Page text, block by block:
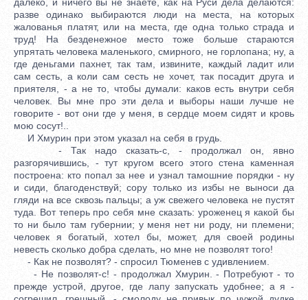
разве одинако выбираются люди на места, на которых
жалованья платят, или на места, где одна только страда и
труд! На безденежное место тоже больше стараются
упрятать человека маленького, смирного, не горлопана; ну, а
где деньгами пахнет, так там, извините, каждый ладит или
сам сесть, а коли сам сесть не хочет, так посадит друга и
приятеля, - а не то, чтобы думали: каков есть внутри себя
человек. Вы мне про эти дела и выборы наши лучше не
говорите - вот они где у меня, в сердце моем сидят и кровь
мою сосут!..
И Хмурин при этом указал на себя в грудь.
- Так надо сказать-с, - продолжал он, явно
разгорячившись, - тут кругом всего этого стена каменная
построена: кто попал за нее и узнал тамошние порядки - ну
и сиди, благоденствуй; сору только из избы не выноси да
гляди на все сквозь пальцы; а уж свежего человека не пустят
туда. Вот теперь про себя мне сказать: уроженец я какой бы
то ни было там губернии; у меня нет ни роду, ни племени;
человек я богатый, хотел бы, может, для своей родины
невесть сколько добра сделать, но мне не позволят того!
- Как не позволят? - спросил Тюменев с удивлением.
- Не позволят-с! - продолжал Хмурин. - Потребуют - то
прежде устрой, другое, где лапу запускать удобнее; а я -